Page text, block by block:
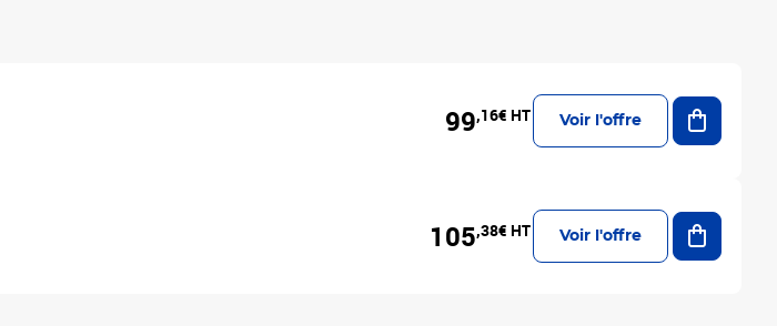
99,16€ HT Voir l'offre
Ajouter
105,38€ HT Voir l'offre
Ajouter